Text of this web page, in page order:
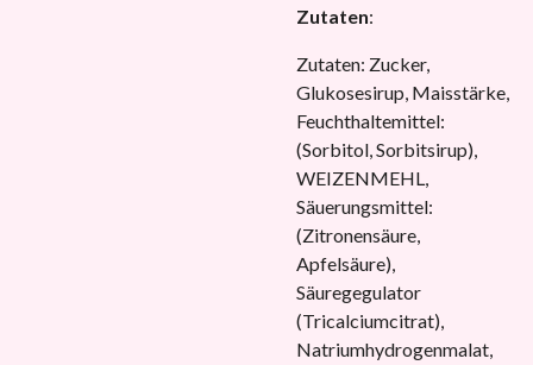
Zutaten:
Zutaten: Zucker,
Glukosesirup, Maisstärke,
Feuchthaltemittel:
(Sorbitol, Sorbitsirup),
WEIZENMEHL,
Säuerungsmittel:
(Zitronensäure,
Apfelsäure),
Säuregegulator
(Tricalciumcitrat),
Natriumhydrogenmalat,